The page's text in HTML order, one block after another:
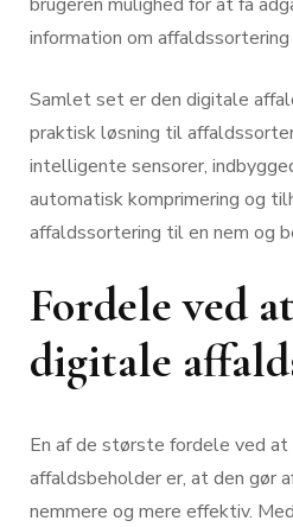
information om
Samlet set er den digitale
praktisk løsning til
intelligente sensorer,
automatisk komprimering og
affaldssortering til en nem og
Fordele ved
digitale
En af de største fordele ved
affaldsbeholder er, at den gør
nemmere og mere effektiv.